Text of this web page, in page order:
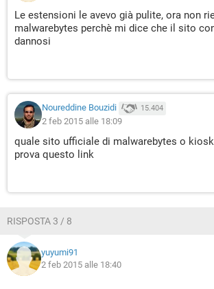
Le estensioni le avevo già pulite, ora non
malwarebytes perchè mi dice che il sito
dannosi
Noureddine Bouzidi 15.404
2 feb 2015 alle 18:09
quale sito ufficiale di malwarebytes o
prova questo link
RISPOSTA 3 / 8
yuyumi91
2 feb 2015 alle 18:40